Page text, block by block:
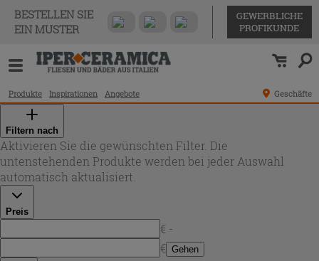
BESTELLEN SIE
EIN MUSTER
GEWERBLICHE
PROFIKUNDE
Produkte Inspirationen Angebote Geschäfte
Filtern nach
Aktivieren Sie die gewünschten Filter. Die
untenstehenden Produkte werden bei jeder Auswahl
automatisch aktualisiert.
Preis
€ -
€ Gehen